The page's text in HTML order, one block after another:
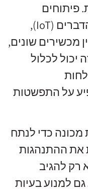
פיתוחים
טכנולוגיים, כמו אינטרנט של הדברים (IoT),
מכשירים שונים,
יכול לכלול
על התפשטות
כדי לנתח
את ההתנהגות
רק להגיב
למנוע בעיות